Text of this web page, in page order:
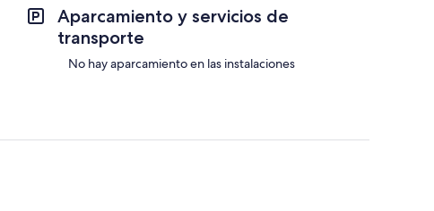
Aparcamiento y servicios de
transporte
No hay aparcamiento en las instalaciones